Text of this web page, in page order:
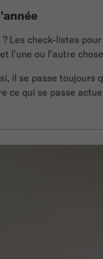
Les check-listes
l'une ou l'autre
il se passe
ce qui se passe